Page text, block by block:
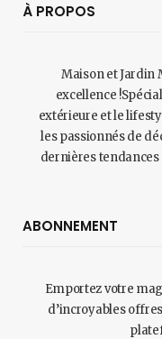
À PROPOS
Maison et Jardin
excellence
extérieure et le
les passionnés de
dernières tendances
ABONNEMENT
Emportez votre
d’incroyables